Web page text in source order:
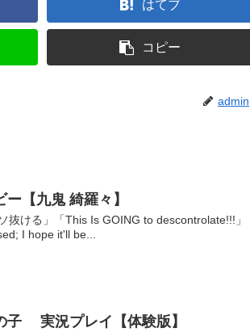
はてブ
コピー
admin
【九鬼 綺羅々】
抜ける」「This Is GOING to descontrolate!!!」
I hope it'll be...
子 実況プレイ【体験版】